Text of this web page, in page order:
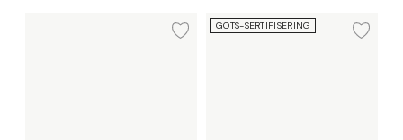
Legg til ønskeliste
Håndkle 50x100 cm
GOTS-SERTIFISERING